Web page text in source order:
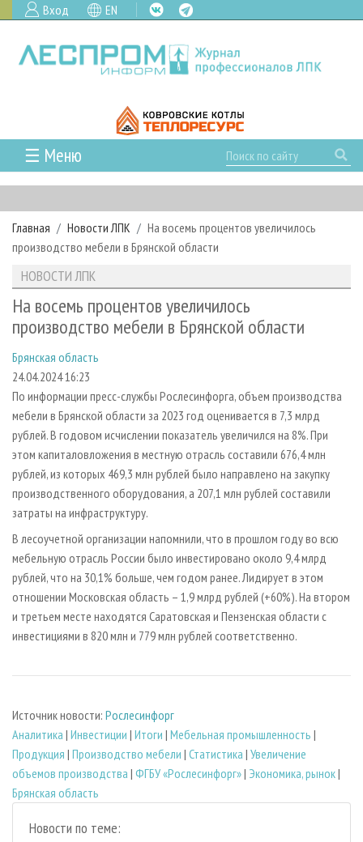
Вход EN
☰ Меню
ГЛАВНАЯ
РУБРИКИ И ТЕМЫ
РУБРИКИ ЖУРНАЛА
ЛЕСОЗАГОТОВКА
ЛЕСОПИЛЕНИЕ
СУШКА ДРЕВЕСИНЫ
ПРОИЗВОДСТВО ДРЕВЕСНЫХ ПЛИТ
ДЕРЕВЯННОЕ ДОМОСТРОЕНИЕ
ПРОИЗВОДСТВО МЕБЕЛИ
БИОЭНЕРГЕТИКА
ЦБП
ИНСТРУМЕНТ И МАТЕРИАЛЫ
НОВОСТИ
НОВОСТИ ЛПК
НОВОСТИ ЖУРНАЛА
ПРОЕКТЫ ЛПИ
АНАЛИТИКА
ПРЕДПРИЯТИЯ ЛПК
ПЕРСОНЫ
МОБИЛЬНЫЕ ВЫСТАВКИ
ОФИЦИАЛЬНЫЕ ДЕЛЕГАЦИИ
ПРИОРИТЕТНЫЕ ИНВЕСТПРОЕКТЫ
RUSSIAN FORESTRY REVIEW
ГАЗЕТА ЛЕСПРОМФОРУМ
БИБЛИОТЕКА СПЕЦИАЛИСТА
АРХИВ ЖУРНАЛОВ
СТАТЬИ
О ЖУРНАЛЕ
ПОДПИСКА
КОНТАКТЫ
РЕКЛАМОДАТЕЛЯМ
РЕКЛАМА
РЕКЛАМА НА САЙТЕ
Главная Новости ЛПК
На восемь процентов увеличилось
производство мебели в Брянской области
НОВОСТИ ЛПК
На восемь процентов увеличилось
производство мебели в Брянской области
Брянская область
24.04.2024 16:23
По информации пресс-службы Рослесинфорга, объем производства
мебели в Брянской области за 2023 год оценивается в 7,3 млрд
рублей. В годовом исчислении показатель увеличился на 8%. При
этом капиталовложения в местную отрасль составили 676,4 млн
рублей, из которых 469,3 млн рублей было направлено на закупку
производственного оборудования, а 207,1 млн рублей составили
затраты на инфраструктуру.
В лесоучетной организации напомнили, что в прошлом году во всю
мебельную отрасль России было инвестировано около 9,4 млрд
рублей, что на 30,1% больше, чем годом ранее. Лидирует в этом
отношении Московская область – 1,9 млрд рублей (+60%). На втором
и третьем месте находятся Саратовская и Пензенская области с
инвестициями в 820 млн и 779 млн рублей соответственно.
Источник новости: Рослесинфорг
Аналитика | Инвестиции | Итоги | Мебельная промышленность |
Продукция | Производство мебели | Статистика | Увеличение
объемов производства | ФГБУ «Рослесинфорг»| Экономика, рынок|
Брянская область
Новости по теме: